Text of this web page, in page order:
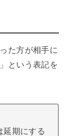
た方が相手に
という表記を
延期にする